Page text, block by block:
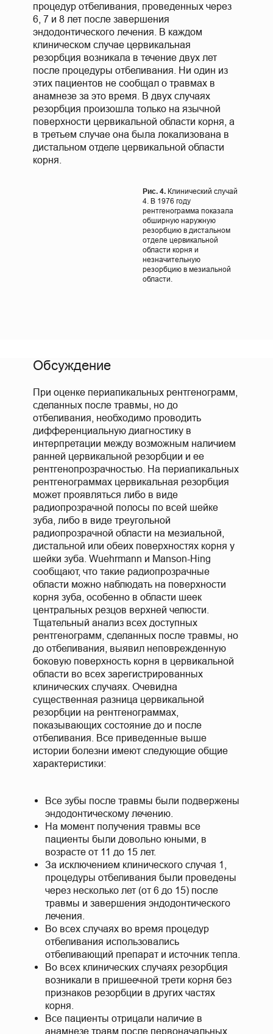
процедур отбеливания, проведенных через
6, 7 и 8 лет после завершения
эндодонтического лечения. В каждом
клиническом случае цервикальная
резорбция возникала в течение двух лет
после процедуры отбеливания. Ни один из
этих пациентов не сообщал о травмах в
анамнезе за это время. В двух случаях
резорбция произошла только на язычной
поверхности цервикальной области корня, а
в третьем случае она была локализована в
дистальном отделе цервикальной области
корня.
Рис. 4. Клинический случай
4. В 1976 году
рентгенограмма показала
обширную наружную
резорбцию в дистальном
отделе цервикальной
области корня и
незначительную
резорбцию в мезиальной
области.
Обсуждение
При оценке периапикальных рентгенограмм,
сделанных после травмы, но до
отбеливания, необходимо проводить
дифференциальную диагностику в
интерпретации между возможным наличием
ранней цервикальной резорбции и ее
рентгенопрозрачностью. На периапикальных
рентгенограммах цервикальная резорбция
может проявляться либо в виде
радиопрозрачной полосы по всей шейке
зуба, либо в виде треугольной
радиопрозрачной области на мезиальной,
дистальной или обеих поверхностях корня у
шейки зуба. Wuehrmann и Manson-Hing
сообщают, что такие радиопрозрачные
области можно наблюдать на поверхности
корня зуба, особенно в области шеек
центральных резцов верхней челюсти.
Тщательный анализ всех доступных
рентгенограмм, сделанных после травмы, но
до отбеливания, выявил неповрежденную
боковую поверхность корня в цервикальной
области во всех зарегистрированных
клинических случаях. Очевидна
существенная разница цервикальной
резорбции на рентгенограммах,
показывающих состояние до и после
отбеливания. Все приведенные выше
истории болезни имеют следующие общие
характеристики:
Все зубы после травмы были подвержены
эндодонтическому лечению.
На момент получения травмы все
пациенты были довольно юными, в
возрасте от 11 до 15 лет.
За исключением клинического случая 1,
процедуры отбеливания были проведены
через несколько лет (от 6 до 15) после
травмы и завершения эндодонтического
лечения.
Во всех случаях во время процедур
отбеливания использовались
отбеливающий препарат и источник тепла.
Во всех клинических случаях резорбция
возникали в пришеечной трети корня без
признаков резорбции в других частях
корня.
Все пациенты отрицали наличие в
анамнезе травм после первоначальных